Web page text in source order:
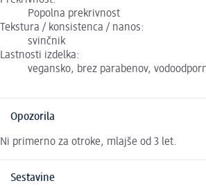
Popolna prekrivnost
Tekstura / konsistenca / nanos:
svinčnik
Lastnosti izdelka:
vegansko, brez parabenov,
Opozorila
Ni primerno za otroke, mlajše od 3 let.
Sestavine